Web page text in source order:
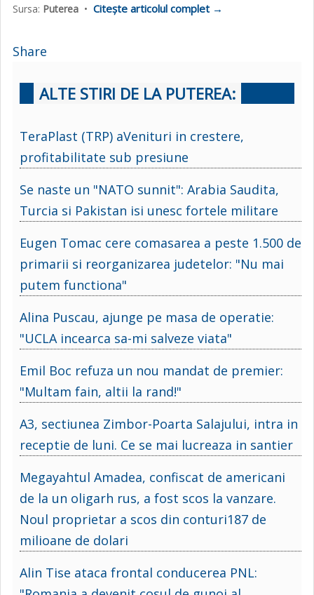
Sursa: Puterea • Citește articolul complet →
Share
ALTE STIRI DE LA PUTEREA:
TeraPlast (TRP) aVenituri in crestere,
profitabilitate sub presiune
Se naste un "NATO sunnit": Arabia Saudita,
Turcia si Pakistan isi unesc fortele militare
Eugen Tomac cere comasarea a peste 1.500 de
primarii si reorganizarea judetelor: "Nu mai
putem functiona"
Alina Puscau, ajunge pe masa de operatie:
"UCLA incearca sa-mi salveze viata"
Emil Boc refuza un nou mandat de premier:
"Multam fain, altii la rand!"
A3, sectiunea Zimbor-Poarta Salajului, intra in
receptie de luni. Ce se mai lucreaza in santier
Megayahtul Amadea, confiscat de americani
de la un oligarh rus, a fost scos la vanzare.
Noul proprietar a scos din conturi187 de
milioane de dolari
Alin Tise ataca frontal conducerea PNL: